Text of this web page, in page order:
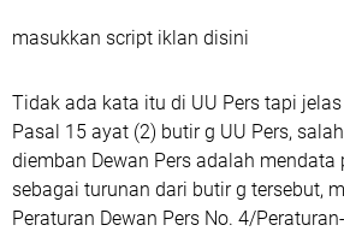
masukkan script iklan disini
Tidak ada kata itu di UU Pers tapi
Pasal 15 ayat (2) butir g UU Pers,
diemban Dewan Pers adalah mendata
sebagai turunan dari butir g tersebut,
Peraturan Dewan Pers No. 4/